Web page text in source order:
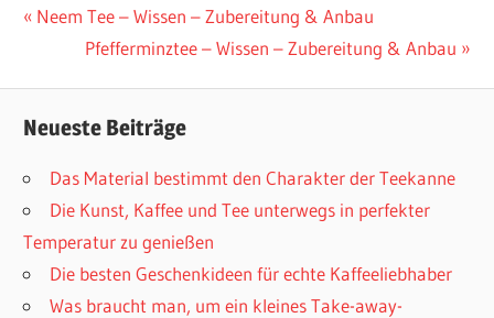
Beitragsnavigation
Vorheriger
Beitrag:
Neem Tee – Wissen – Zubereitung & Anbau
Nächster
Pfefferminztee – Wissen – Zubereitung & Anbau
Neueste Beiträge
Das Material bestimmt den Charakter der Teekanne
Die Kunst, Kaffee und Tee unterwegs in perfekter
Temperatur zu genießen
Die besten Geschenkideen für echte Kaffeeliebhaber
Was braucht man, um ein kleines Take-away-